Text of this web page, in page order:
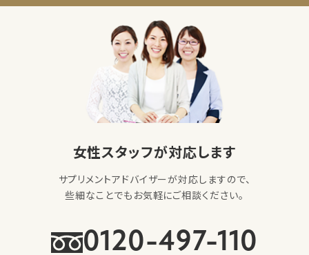
女性スタッフが対応します
サプリメントアドバイザーが対応しますので、
些細なことでもお気軽にご相談ください。
0120-497-110